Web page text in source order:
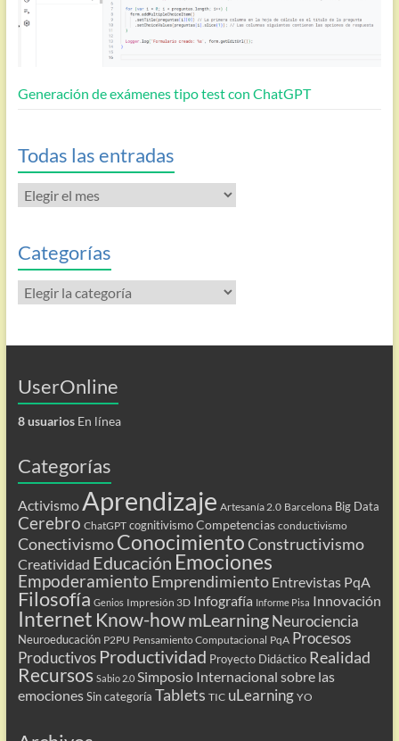
Generación de exámenes tipo test con ChatGPT
Todas las entradas
Todas
las
Categorías
Categorías
UserOnline
8 usuariosEn línea
Categorías
Activismo Aprendizaje Artesanía 2.0 Barcelona Big Data
Cerebro ChatGPT cognitivismo Competencias conductivismo
ConectivismoConocimientoConstructivismo
Creatividad Educación Emociones
Empoderamiento Emprendimiento Entrevistas PqA
Filosofía Genios Impresión 3D Infografía Informe Pisa Innovación
Internet Know-howmLearning Neurociencia
Neuroeducación P2PU Pensamiento Computacional PqA Procesos
Productivos Productividad Proyecto Didáctico Realidad
Recursos Sabio 2.0 Simposio Internacional sobre las
emociones Sin categoría Tablets TIC uLearning YO